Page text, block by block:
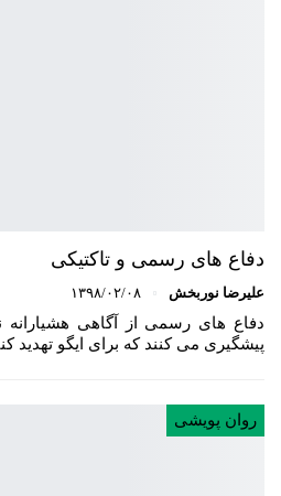
دفاع های رسمی و تاکتیکی
علیرضا نوربخش ۱۳۹۸/۰۲/۰۸
دفاع های رسمی از آگاهی
پیشگیری می کنند که برای ایگو تهدید
روان پویشی